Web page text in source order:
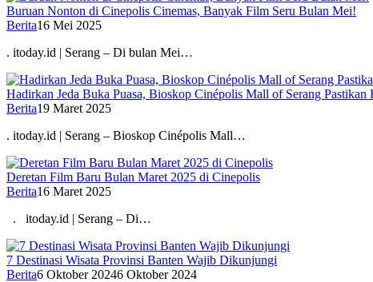
Buruan Nonton di Cinepolis Cinemas, Banyak Film Seru Bulan Mei!
Berita16 Mei 2025
. itoday.id | Serang – Di bulan Mei…
Hadirkan Jeda Buka Puasa, Bioskop Cinépolis Mall of Serang Pastikan
Berita19 Maret 2025
. itoday.id | Serang – Bioskop Cinépolis Mall…
Deretan Film Baru Bulan Maret 2025 di Cinepolis
Berita16 Maret 2025
. itoday.id | Serang – Di…
7 Destinasi Wisata Provinsi Banten Wajib Dikunjungi
Berita6 Oktober 20246 Oktober 2024